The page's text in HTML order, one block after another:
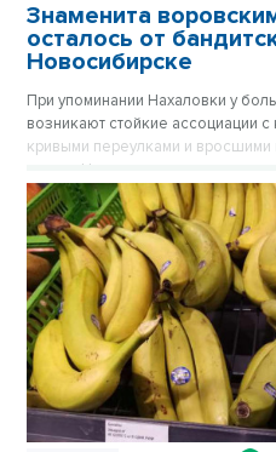
Знаменита
осталось от
Новосибирске
При упоминании Нахаловки у
возникают стойкие ассоциации с
кривыми переулками и
сектор Нахаловки, где сильны
тот, что прежде. Дома здесь
водопровод, проводится газ.
легендарный герой
обходят стороной близкую к Оби
повторно в цикле «Лучшие